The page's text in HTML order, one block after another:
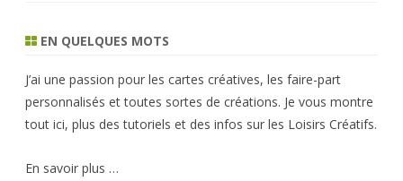
EN QUELQUES MOTS
J’ai une passion pour les cartes créatives, les faire-part
personnalisés et toutes sortes de créations. Je vous montre
tout ici, plus des tutoriels et des infos sur les Loisirs Créatifs.
En savoir plus …